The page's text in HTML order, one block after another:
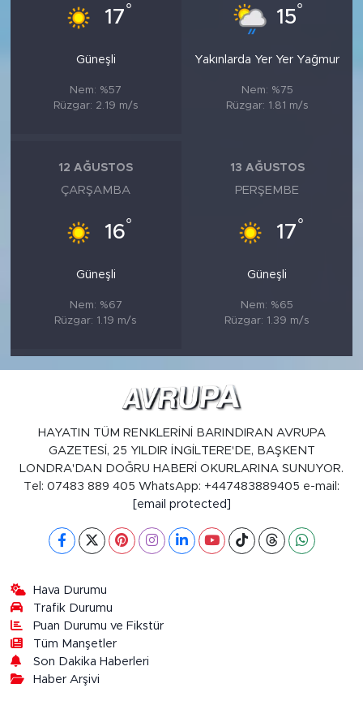
17°
Güneşli
Nem: %57
Rüzgar: 2.19 m/s
15°
Yakınlarda Yer Yer Yağmur
Nem: %75
Rüzgar: 1.81 m/s
12 AĞUSTOS
ÇARŞAMBA
16°
Güneşli
Nem: %67
Rüzgar: 1.19 m/s
13 AĞUSTOS
PERŞEMBE
17°
Güneşli
Nem: %65
Rüzgar: 1.39 m/s
HAYATIN TÜM RENKLERİNİ BARINDIRAN AVRUPA
GAZETESİ, 25 YILDIR İNGİLTERE'DE, BAŞKENT
LONDRA'DAN DOĞRU HABERİ OKURLARINA SUNUYOR.
Tel: 07483 889 405 WhatsApp: +447483889405 e-mail:
[email protected]
Hava Durumu
Trafik Durumu
Puan Durumu ve Fikstür
Tüm Manşetler
Son Dakika Haberleri
Haber Arşivi